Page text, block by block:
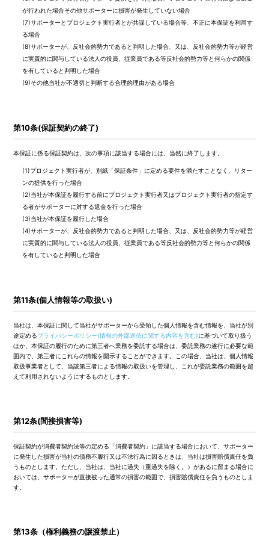
が行われた場合その他サポーターに損害が発生していない場合
(7)サポーターとプロジェクト実行者とが共謀している場合等、不正に本保証を利用す
る場合
(8)サポーターが、反社会的勢力であると判明した場合、又は、反社会的勢力等が経営
に実質的に関与している法人の役員、従業員である等反社会的勢力等と何らかの関係
を有していると判明した場合
(9)その他当社が不適切と判断する合理的理由がある場合
第10条(保証契約の終了)
本保証に係る保証契約は、次の事項に該当する場合には、当然に終了します。
(1)プロジェクト実行者が、別紙「保証条件」に定める要件を満たすことなく、リター
ンの提供を行った場合
(2)当社が本保証を履行する前にプロジェクト実行者又はプロジェクト実行者の指定す
る者がサポーターに対する返金を行った場合
(3)当社が本保証を履行した場合
(4)サポーターが、反社会的勢力であると判明した場合、又は、反社会的勢力等が経営
に実質的に関与している法人の役員、従業員である等反社会的勢力等と何らかの関係
を有していると判明した場合
第11条(個人情報等の取扱い)
当社は、本保証に関して当社がサポーターから受領した個人情報を含む情報を、当社が別
途定めるプライバシーポリシー(情報の外部送信に関する内容を含む)に基づいて取り扱う
ほか、本保証の履行のために第三者へ業務を委託する場合は、委託業務の遂行に必要な範
囲内で、第三者にこれらの情報を開示することができます。この場合、当社は、個人情報
取扱事業者として、当該第三者による情報の取扱いを管理し、これが委託業務の範囲を超
えて利用されないようにするものとします。
第12条(間接損害等)
保証契約が消費者契約法等の定める「消費者契約」に該当する場合において、サポーター
に発生した損害が当社の債務不履行又は不法行為に因るときは、当社は損害賠償責任を負
うものとします。ただし、当社は、当社に過失（重過失を除く。）があるに留まる場合に
おいては、サポーターが直接被った通常の損害の範囲で、損害賠償責任を負うものとしま
す。
第13条（権利義務の譲渡禁止）